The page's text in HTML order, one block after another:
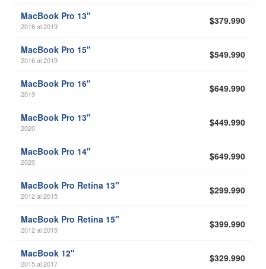
MacBook Pro 13"
2016 al 2019 $379.990
MacBook Pro 15"
2016 al 2019 $549.990
MacBook Pro 16"
2019 $649.990
MacBook Pro 13"
2020 $449.990
MacBook Pro 14"
2020 $649.990
MacBook Pro Retina 13"
2012 al 2015 $299.990
MacBook Pro Retina 15"
2012 al 2015 $399.990
MacBook 12"
2015 al 2017 $329.990